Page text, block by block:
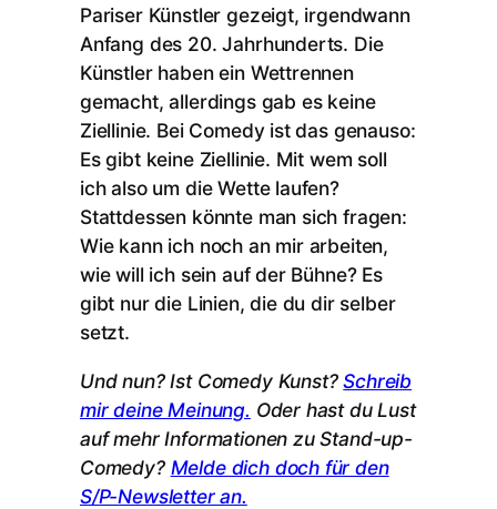
Pariser Künstler gezeigt, irgendwann
Anfang des 20. Jahrhunderts. Die
Künstler haben ein Wettrennen
gemacht, allerdings gab es keine
Ziellinie. Bei Comedy ist das genauso:
Es gibt keine Ziellinie. Mit wem soll
ich also um die Wette laufen?
Stattdessen könnte man sich fragen:
Wie kann ich noch an mir arbeiten,
wie will ich sein auf der Bühne? Es
gibt nur die Linien, die du dir selber
setzt.
Und nun? Ist Comedy Kunst?Schreib
mir deine Meinung. Oder hast du Lust
auf mehr Informationen zu Stand-up-
Comedy? Melde dich doch für den
S/P-Newsletter an.